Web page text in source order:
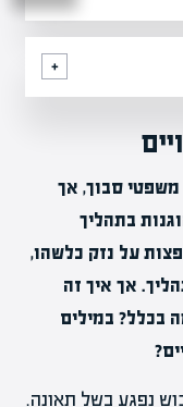
סבוך, אך
בתהליך
על נזק כלשהו,
אך איך זה
בכלל? במילים
נפגע בשל תאונה.